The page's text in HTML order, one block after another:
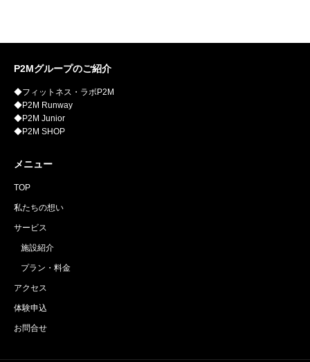
P2Mグループのご紹介
◆フィットネス・ラボP2M
◆P2M Runway
◆P2M Junior
◆P2M SHOP
メニュー
TOP
私たちの想い
サービス
施設紹介
プラン・料金
アクセス
体験申込
お問合せ